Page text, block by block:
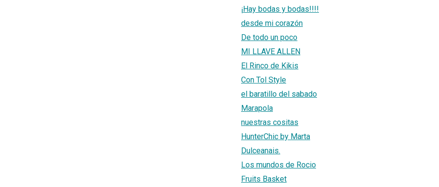
¡Hay bodas y bodas!!!!
desde mi corazón
De todo un poco
MI LLAVE ALLEN
El Rinco de Kikis
Con Tol Style
el baratillo del sabado
Marapola
nuestras cositas
HunterChic by Marta
Dulceanais.
Los mundos de Rocio
Fruits Basket